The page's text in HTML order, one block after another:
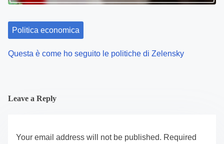
Politica economica
Questa è come ho seguito le politiche di Zelensky
Leave a Reply
Your email address will not be published. Required